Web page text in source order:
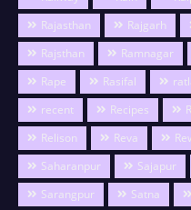
Rajasthan
Rajgarh
Rajsthan
Ramnagar
Rape
Rasifal
recent
Recipes
Relison
Reva
Saharanpur
Sajapur
Sarangpur
Satna